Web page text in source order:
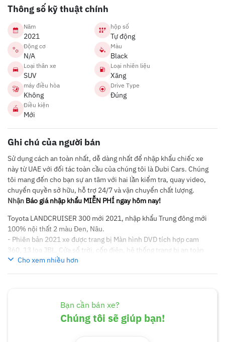
Thông số kỹ thuật chính
Năm
2021
hộp số
Tự động
Động cơ
N/A
Màu
Black
Loại thân xe
SUV
Loại nhiên liệu
Xăng
máy điều hòa
Không
Drive Type
Đúng
Điều kiện
Mới
Ghi chú của người bán
Sử dụng cách an toàn nhất, dễ dàng nhất để nhập khẩu chiếc xe
này từ UAE với đối tác toàn cầu của chúng tôi là Dubi Cars. Chúng
tôi mang đến cho bạn sự an tâm với hai lần kiểm tra, quay video,
chuyển quyền sở hữu, hỗ trợ 24/7 và vận chuyển chất lượng.
Nhận Báo giá nhập khẩu MIỄN PHÍ ngay hôm nay!
Toyota LANDCRUISER 300 mới 2021, nhập khẩu Trung đông mới
100% nội thất 2 màu Đen, Nâu.
- Phiên bản 2021 xe được trang bị Màn hình DVD tích hợp cam
360, 13 loa JBL, Cửa sổ trời, cốp điện, hệ thống trang bị an toàn
TSS (hệ thống phanh khoảng cách, chống lệch làn đường, ga tự
hoà tự động 4 vùng độc lập, ghế chỉnh điện cao cấp với 3 vị trí
nhớ ghế, hộp lạnh, hệ thống đền phía trước được trang bị toàn bộ
hệ thống đèn Led.
Cho xem nhiều hơn
Bạn cần bán xe?
Chúng tôi sẽ giúp bạn!